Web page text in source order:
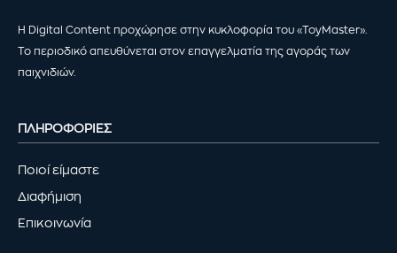
Η Digital Content προχώρησε στην κυκλοφορία του «ToyMaster».
Το περιοδικό απευθύνεται στον επαγγελματία της αγοράς των
παιχνιδιών.
ΠΛΗΡΟΦΟΡΙΕΣ
Ποιοί είμαστε
Διαφήμιση
Επικοινωνία